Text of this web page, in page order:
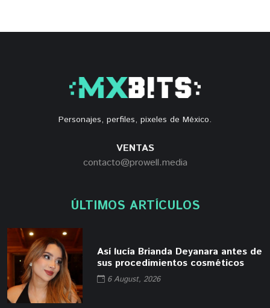
Personajes, perfiles, pixeles de México.
VENTAS
contacto@prowell.media
ÚLTIMOS ARTÍCULOS
Así lucía Brianda Deyanara antes de
sus procedimientos cosméticos
6 August, 2026